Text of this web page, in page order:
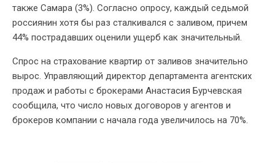
также Самара (3%). Согласно опросу, каждый седьмой
россиянин хотя бы раз сталкивался с заливом, причем
44% пострадавших оценили ущерб как значительный.
Спрос на страхование квартир от заливов значительно
вырос. Управляющий директор департамента агентских
продаж и работы с брокерами Анастасия Бурчевская
сообщила, что число новых договоров у агентов и
брокеров компании с начала года увеличилось на 70%.